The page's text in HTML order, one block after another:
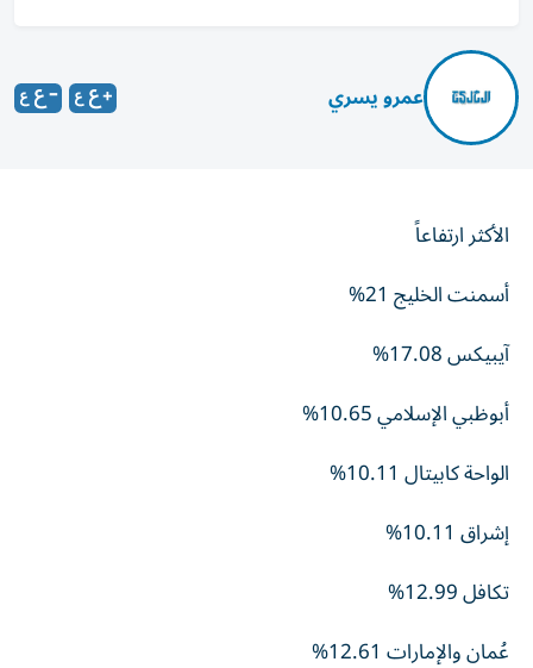
عمرو يسري
الأكثر ارتفاعاً
أسمنت الخليج 21%
أبوظبي الإسلامي 10.65%